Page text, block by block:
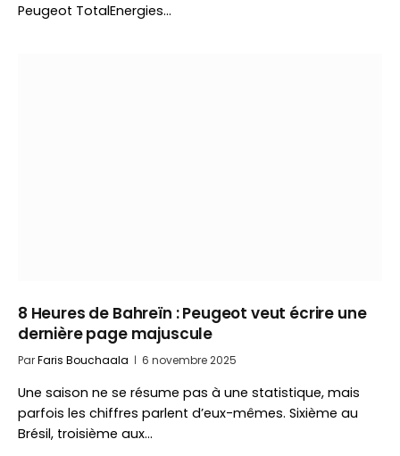
Peugeot TotalEnergies…
8 Heures de Bahreïn : Peugeot veut écrire une
dernière page majuscule
ParFaris Bouchaala 6 novembre 2025
Une saison ne se résume pas à une statistique, mais
parfois les chiffres parlent d’eux-mêmes. Sixième au
Brésil, troisième aux…